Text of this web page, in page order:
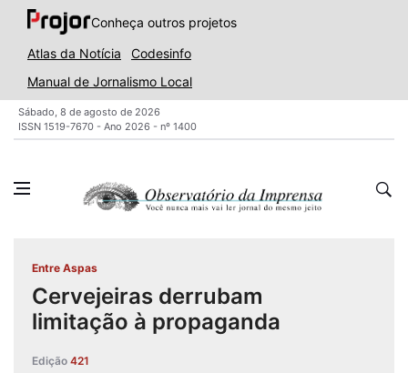
Conheça outros projetos
Atlas da Notícia
Codesinfo
Manual de Jornalismo Local
Sábado, 8 de agosto de 2026
ISSN 1519-7670 - Ano 2026 - nº 1400
Entre Aspas
Cervejeiras derrubam
limitação à propaganda
Edição 421